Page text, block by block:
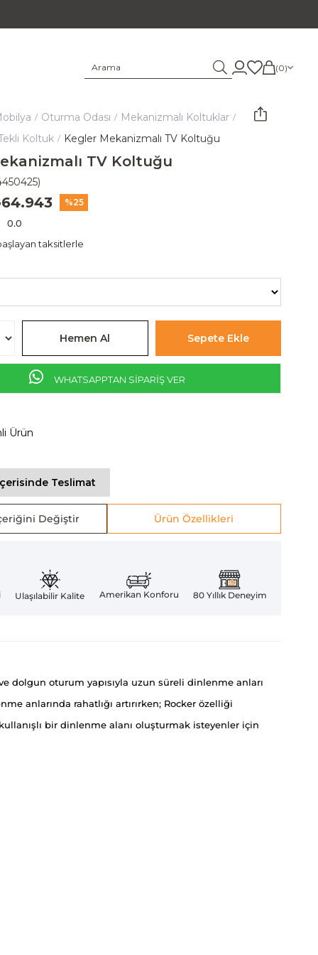
0
Oturma Odası
Mekanizmalı Koltuklar
Koltuk
Kegler Mekanizmalı TV Koltuğu
TV Koltuğu
25
0.0
taksitlerle
WHATSAPPTAN SİPARİŞ VER
Ürün
Teslimat
Değiştir Ürün Özellikleri
Ulaşılabilir Kalite Amerikan Konforu 80 Yıllık Deneyim
dolgun oturum yapısıyla uzun süreli dinlenme anları
anlarında rahatlığı artırırken; Rocker özelliği
bir dinlenme alanı oluşturmak isteyenler için